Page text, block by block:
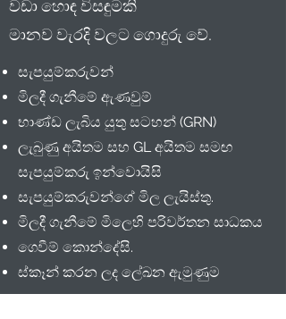
වඩා හොඳ විසඳුමකි
මානව වැරදි වලට ගොදුරු වේ.
සැපයුම්කරුවන්
මිලදී ගැනීමේ ඇණවුම්
භාණ්ඩ ලැබිය යුතු සටහන් (GRN)
ලැබුණු අයිතම සහ GL අයිතම සමඟ
සැපයුම්කරු ඉන්වොයිසි
සැපයුම්කරුවන්ගේ මිල ලැයිස්තු.
මිලදී ගැනීමේ මිලෙහි පරිවර්තන සාධකය
ගෙවීම් කොන්දේසි.
ස්කෑන් කරන ලද ලේඛන ඇමුණුම